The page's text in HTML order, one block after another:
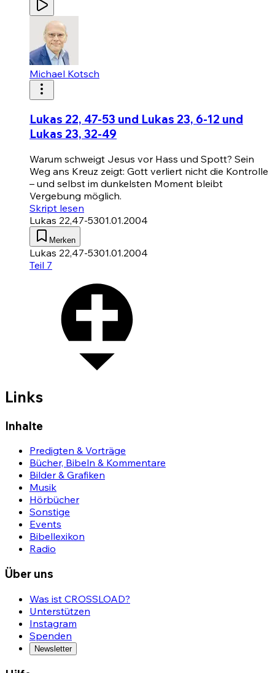
Michael Kotsch
Lukas 22, 47-53 und Lukas 23, 6-12 und
Lukas 23, 32-49
Warum schweigt Jesus vor Hass und Spott? Sein
Weg ans Kreuz zeigt: Gott verliert nicht die Kontrolle
– und selbst im dunkelsten Moment bleibt
Vergebung möglich.
Skript lesen
Lukas 22,47-5301.01.2004
Merken
Lukas 22,47-5301.01.2004
Teil 7
Links
Inhalte
Predigten & Vorträge
Bücher, Bibeln & Kommentare
Bilder & Grafiken
Musik
Hörbücher
Sonstige
Events
Bibellexikon
Radio
Über uns
Was ist CROSSLOAD?
Unterstützen
Instagram
Spenden
Newsletter